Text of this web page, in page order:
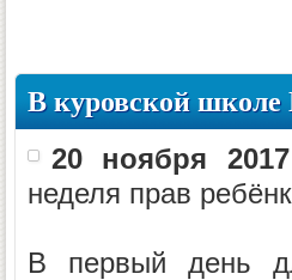
В куровской школе
20 ноября
неделя прав
В первый день